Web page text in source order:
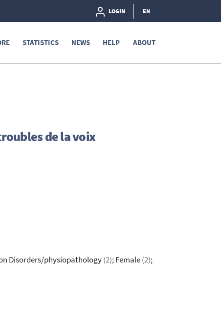
LOGIN EN
STATISTICS NEWS HELP ABOUT
de la voix
Disorders/physiopathology(2); Female(2);